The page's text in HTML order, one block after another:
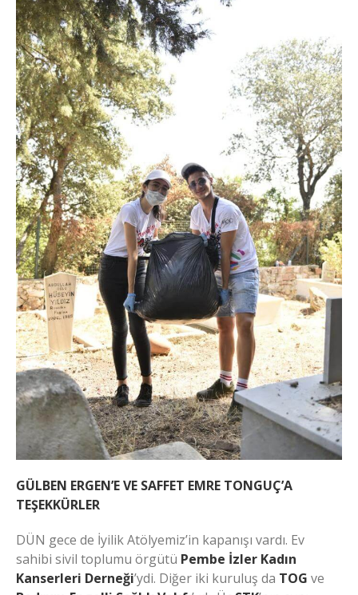
GÜLBEN ERGEN’E VE SAFFET EMRE TONGUÇ’A
TEŞEKKÜRLER
DÜN gece de İyilik Atölyemiz’in kapanışı vardı. Ev
sahibi sivil toplumu örgütü Pembe İzler Kadın
Kanserleri Derneği’ydi. Diğer iki kuruluş da TOG ve